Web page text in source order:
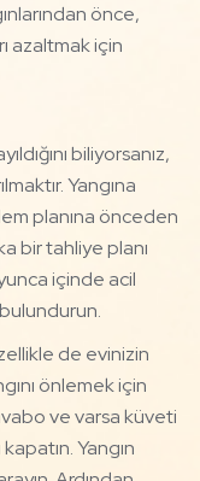
önce,
azaltmak için
biliyorsanız,
Yangına
planına önceden
bir tahliye planı
içinde acil
de evinizin
önlemek için
ve varsa küveti
Yangın